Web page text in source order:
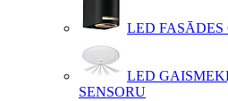
LED
LED
SENSORU